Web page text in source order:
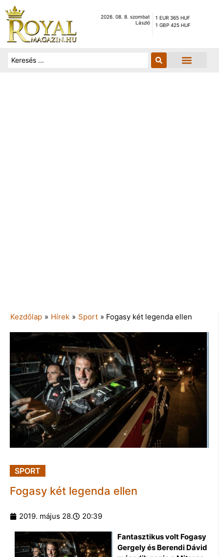
2026. 08. 8. szombat
László
1 EUR 365 HUF
1 GBP 425 HUF
Kezdőlap » Hírek » Sport » Fogasy két legenda ellen
SPORT
Fogasy két legenda ellen
2019. május 28. 20:39
Fantasztikus volt Fogasy
Gergely és Berendi Dávid